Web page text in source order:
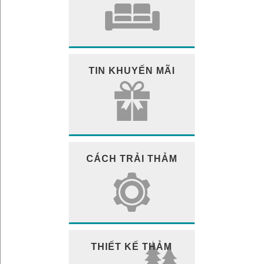
TIN KHUYẾN MÃI
CÁCH TRẢI THẢM
THIẾT KẾ THẢM